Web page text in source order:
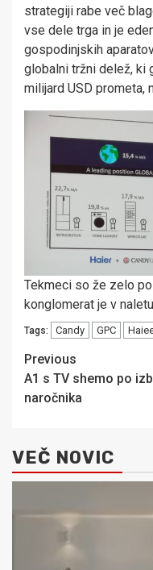
strategiji rabe več
vse dele trga in je
gospodinjskih
globalni tržni delež, ki
milijard USD prometa,
Tekmeci so že zelo
konglomerat je v
Tags: Candy GPC
Post
Previous
A1 s TV shemo po
naročnika
VEČ NOVIC